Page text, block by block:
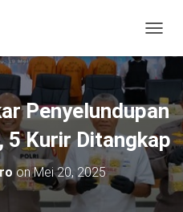
Penyelundupan
5 Kurir Ditangkap
onMei 20, 2025